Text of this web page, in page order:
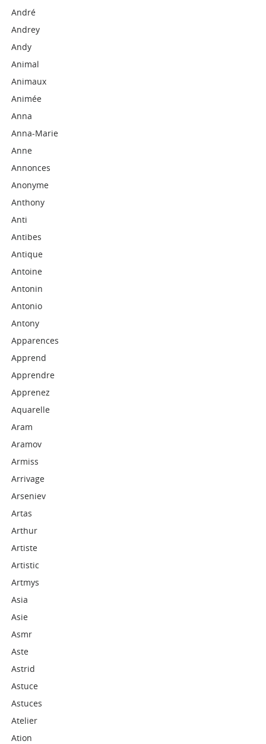
André
Andrey
Andy
Animal
Animaux
Animée
Anna
Anna-Marie
Anne
Annonces
Anonyme
Anthony
Anti
Antibes
Antique
Antoine
Antonin
Antonio
Antony
Apparences
Apprend
Apprendre
Apprenez
Aquarelle
Aram
Aramov
Armiss
Arrivage
Arseniev
Artas
Arthur
Artiste
Artistic
Artmys
Asia
Asie
Asmr
Aste
Astrid
Astuce
Astuces
Atelier
Ation